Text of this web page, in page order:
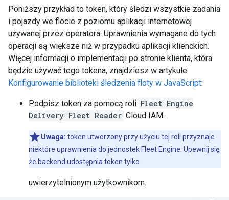
Poniższy przykład to token, który śledzi wszystkie zadania
i pojazdy we flocie z poziomu aplikacji internetowej
używanej przez operatora. Uprawnienia wymagane do tych
operacji są większe niż w przypadku aplikacji klienckich.
Więcej informacji o implementacji po stronie klienta, która
będzie używać tego tokena, znajdziesz w artykule
Konfigurowanie biblioteki śledzenia floty w JavaScript:
Podpisz token za pomocą roli Fleet Engine
Delivery Fleet Reader Cloud IAM.
Uwaga: token utworzony przy użyciu tej roli przyznaje
niektóre uprawnienia do jednostek Fleet Engine. Upewnij się,
że backend udostępnia token tylko
uwierzytelnionym użytkownikom.